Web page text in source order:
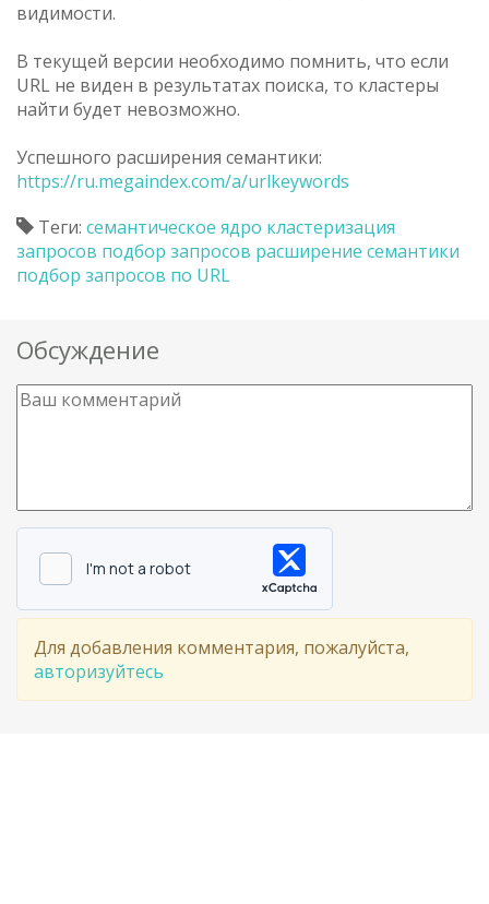
видимости.
В текущей версии необходимо помнить, что если
URL не виден в результатах поиска, то кластеры
найти будет невозможно.
Успешного расширения семантики:
https://ru.megaindex.com/a/urlkeywords
Теги: семантическое ядро кластеризация
запросов подбор запросов расширение семантики
подбор запросов по URL
Обсуждение
Для добавления комментария, пожалуйста,
авторизуйтесь